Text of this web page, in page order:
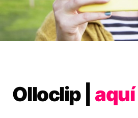
Olloclip | aquí